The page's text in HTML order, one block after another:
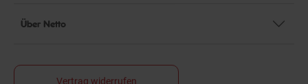
Über Netto
Vertrag widerrufen